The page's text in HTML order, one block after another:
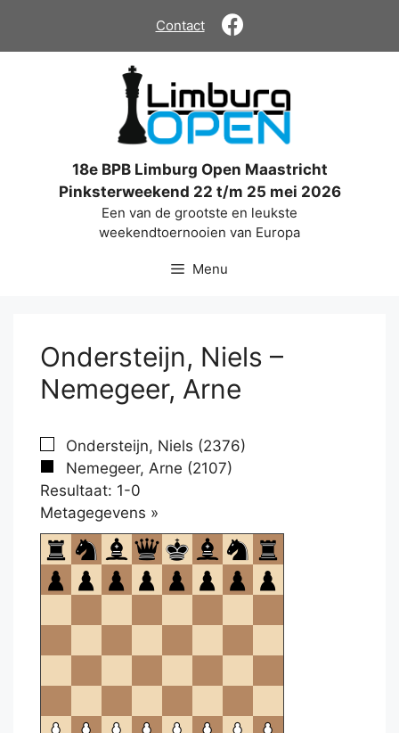
de
Contact
18e BPB Limburg Open Maastricht
Pinksterweekend 22 t/m 25 mei 2026
Een van de grootste en leukste
weekendtoernooien van Europa
Menu
Ondersteijn, Niels –
Nemegeer, Arne
Ondersteijn, Niels (2376)
Nemegeer, Arne (2107)
Resultaat: 1-0
Metagegevens »
om
te
openen.